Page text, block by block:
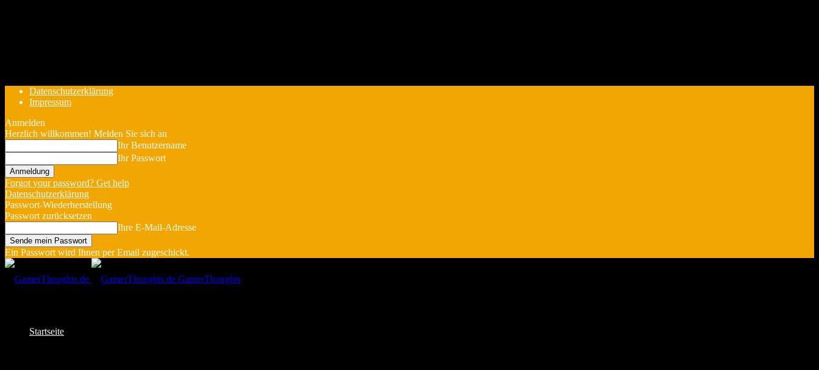
Datenschutzerklärung
Impressum
Anmelden
Herzlich willkommen! Melden Sie sich an
Ihr Benutzername
Ihr Passwort
Forgot your password? Get help
Datenschutzerklärung
Passwort-Wiederherstellung
Passwort zurücksetzen
Ihre E-Mail-Adresse
Ein Passwort wird Ihnen per Email zugeschickt.
GamerThoughts
Startseite